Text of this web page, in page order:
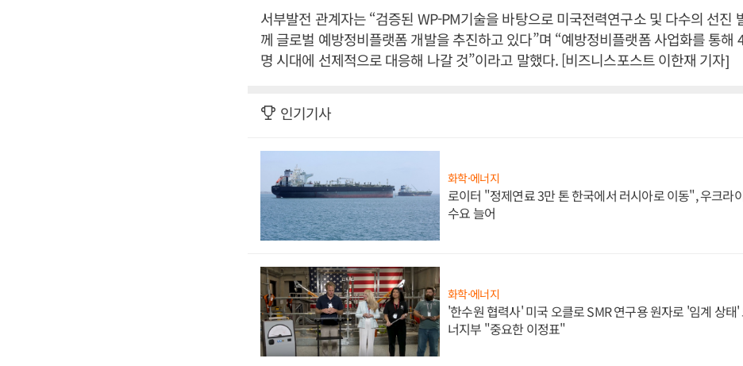
서부발전 관계자는 “검증된 WP-PM기술을 바탕으로 미국전력연구소 및 다수의 선진
께 글로벌 예방정비플랫폼 개발을 추진하고 있다”며 “예방정비플랫폼 사업화를 통해
명 시대에 선제적으로 대응해 나갈 것”이라고 말했다. [비즈니스포스트 이한재 기자]
인기기사
화학·에너지
로이터 "정제연료 3만 톤 한국에서 러시아로 이동", 우크라
수요 늘어
화학·에너지
'한수원 협력사' 미국 오클로 SMR 연구용 원자로 '임계 상태'
너지부 "중요한 이정표"